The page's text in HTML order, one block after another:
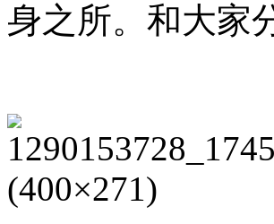
身之所。和大家